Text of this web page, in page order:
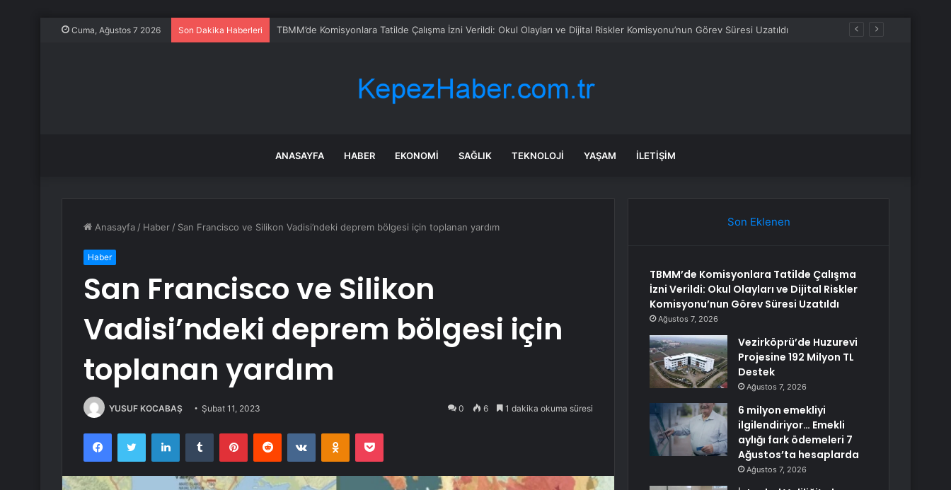
Cuma, Ağustos 7 2026 Son Dakika Haberleri Vezirköprü’de Huzurevi Projesine 192 Milyon TL Destek
ANASAYFA HABER EKONOMI SAĞLIK TEKNOLOJI YAŞAM İLETIŞIM
Anasayfa / Haber / San Francisco ve Silikon Vadisi’ndeki deprem bölgesi için toplanan yardım
Haber
San Francisco ve Silikon
Vadisi’ndeki deprem bölgesi için
toplanan yardım
YUSUF KOCABAŞ Şubat 11, 2023 0 6 1 dakika okuma süresi
FacebookTwitter LinkedInTumblr PinterestReddit VKontakteOdnoklassniki
Pocket
Son Eklenen
TBMM’de Komisyonlara Tatilde Çalışma
İzni Verildi: Okul Olayları ve Dijital Riskler
Komisyonu’nun Görev Süresi Uzatıldı
Ağustos 7, 2026
Vezirköprü’de Huzurevi
Projesine 192 Milyon TL
Destek
Ağustos 7, 2026
6 milyon emekliyi
ilgilendiriyor… Emekli
aylığı fark ödemeleri 7
Ağustos’ta hesaplarda
Ağustos 7, 2026